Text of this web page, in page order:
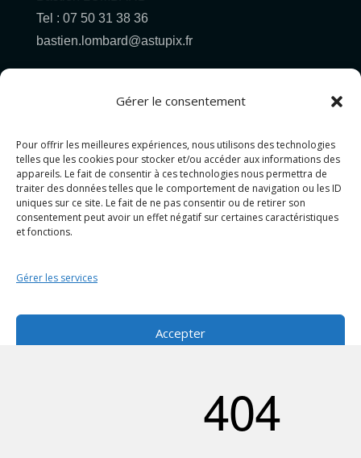
Gérer le consentement
Pour offrir les meilleures expériences, nous utilisons des technologies
telles que les cookies pour stocker et/ou accéder aux informations des
appareils. Le fait de consentir à ces technologies nous permettra de
traiter des données telles que le comportement de navigation ou les ID
uniques sur ce site. Le fait de ne pas consentir ou de retirer son
consentement peut avoir un effet négatif sur certaines caractéristiques
et fonctions.
Gérer les services
Accepter
Voir les préférences
Tel : 07 50 31 38 36
bastien.lombard@astupix.fr
Pour allez plus loin...
PHOTOGRAPHIE
GRAPHISME
Politique de confidentialité